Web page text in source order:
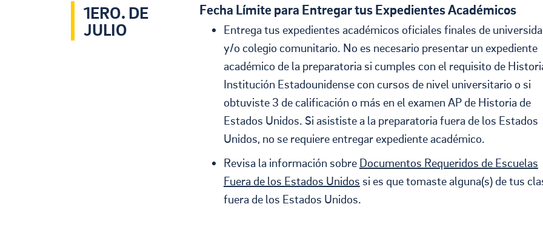
1ERO. DE
JULIO
Fecha Límite para Entregar tus Expedientes Académicos
Entrega tus expedientes académicos oficiales finales de
y/o colegio comunitario. No es necesario presentar un expediente
académico de la preparatoria si cumples con el requisito de
Institución Estadounidense con cursos de nivel universitario o si
obtuviste 3 de calificación o más en el examen AP de Historia de
Estados Unidos. Si asististe a la preparatoria fuera de los Estados
Unidos, no se requiere entregar expediente académico.
Revisa la información sobre Documentos Requeridos de Escuelas
Fuera de los Estados Unidos si es que tomaste alguna(s) de tus
fuera de los Estados Unidos.